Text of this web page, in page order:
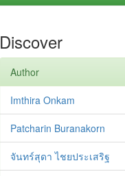
Discover
Author
Imthira Onkam
Patcharin Buranakorn
จันทร์สุดา ไชยประเสริฐ